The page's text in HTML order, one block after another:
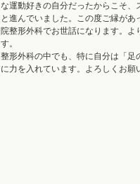
な運動好きの自分だったからこそ
と進んでいました。この度ご縁があ
院整形外科でお世話になります。よ
す。
整形外科の中でも、特に自分は「 足
に力を入れています。よろしくお願